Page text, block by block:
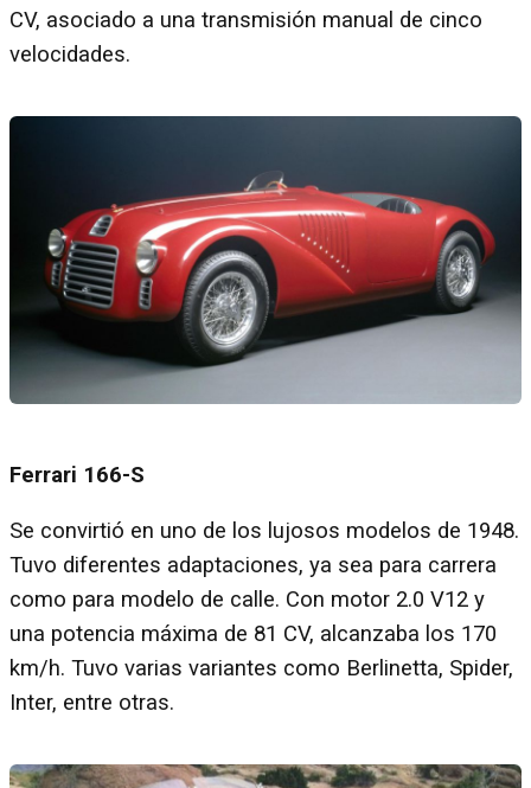
CV, asociado a una transmisión manual de cinco
velocidades.
Ferrari 166-S
Se convirtió en uno de los lujosos modelos de 1948.
Tuvo diferentes adaptaciones, ya sea para carrera
como para modelo de calle. Con motor 2.0 V12 y
una potencia máxima de 81 CV, alcanzaba los 170
km/h. Tuvo varias variantes como Berlinetta, Spider,
Inter, entre otras.